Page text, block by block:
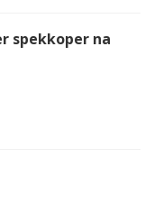
spekkoper na